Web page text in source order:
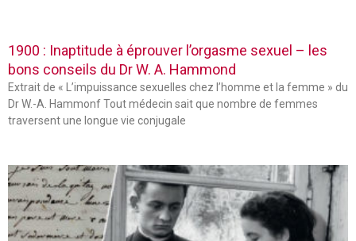
1900 : Inaptitude à éprouver l’orgasme sexuel – les
bons conseils du Dr W. A. Hammond
Extrait de « L’impuissance sexuelles chez l’homme et la femme » du
Dr W.-A. Hammonf Tout médecin sait que nombre de femmes
traversent une longue vie conjugale